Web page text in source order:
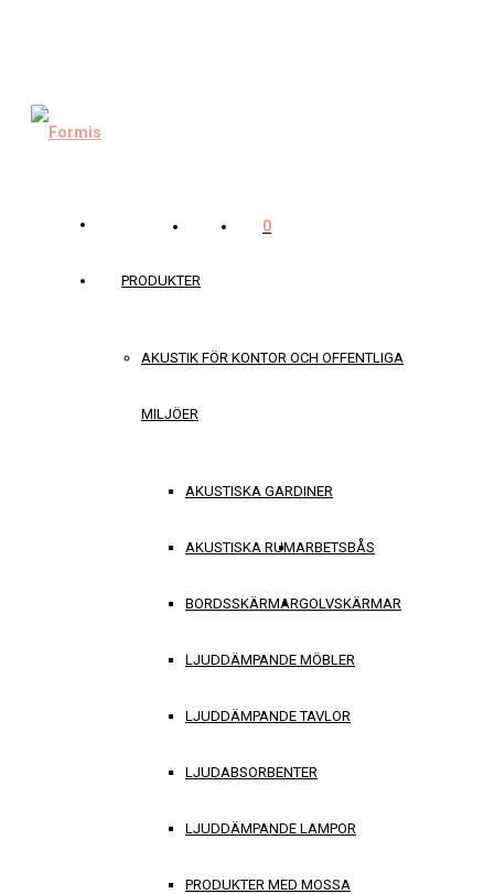
PRODUKTER
AKUSTIK FÖR KONTOR OCH OFFENTLIGA
MILJÖER
AKUSTISKA GARDINER
AKUSTISKA RUMARBETSBÅS
BORDSSKÄRMARGOLVSKÄRMAR
LJUDDÄMPANDE MÖBLER
LJUDDÄMPANDE TAVLOR
LJUDABSORBENTER
LJUDDÄMPANDE LAMPOR
PRODUKTER MED MOSSA
0